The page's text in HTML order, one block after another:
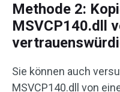
Methode 2:
MSVCP140.dll
Sie können auch
MSVCP140.dll von